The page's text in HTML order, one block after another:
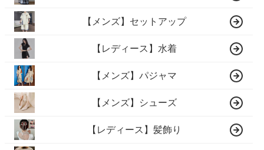
【メンズ】セットアップ
【レディース】水着
【メンズ】パジャマ
【メンズ】シューズ
【レディース】髪飾り